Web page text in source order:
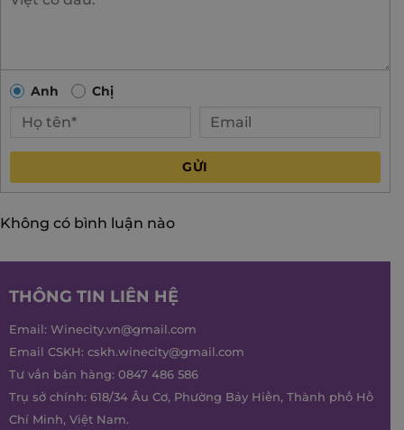
Anh Chị
GỬI
Không có bình luận nào
THÔNG TIN LIÊN HỆ
Email: Winecity.vn@gmail.com
Email CSKH: cskh.winecity@gmail.com
Tư vấn bán hàng: 0847 486 586
Trụ sở chính: 618/34 Âu Cơ, Phường Bảy Hiền, Thành phố Hồ
Chí Minh, Việt Nam.